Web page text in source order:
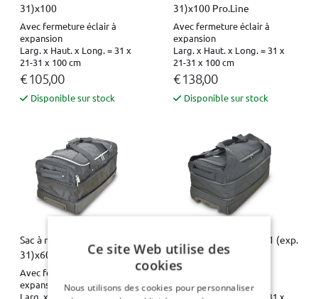
31)x100
Avec fermeture éclair à
expansion
Larg. x Haut. x Long. = 31 x
21-31 x 100 cm
€ 105,00
Disponible sur stock
31)x100 Pro.Line
Avec fermeture éclair à
expansion
Larg. x Haut. x Long. = 31 x
21-31 x 100 cm
€ 138,00
Disponible sur stock
Sac à roulettes - 31x21 (exp.
31)x60
Avec fermeture éclair à
expansion
Sac à roulettes - 31x21 (exp.
31)x60 Pro.Line
Avec fermeture éclair à
expansion
Ce site Web utilise des
cookies
Nous utilisons des cookies pour personnaliser